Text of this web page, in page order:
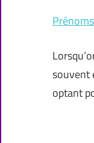
souvent
optant